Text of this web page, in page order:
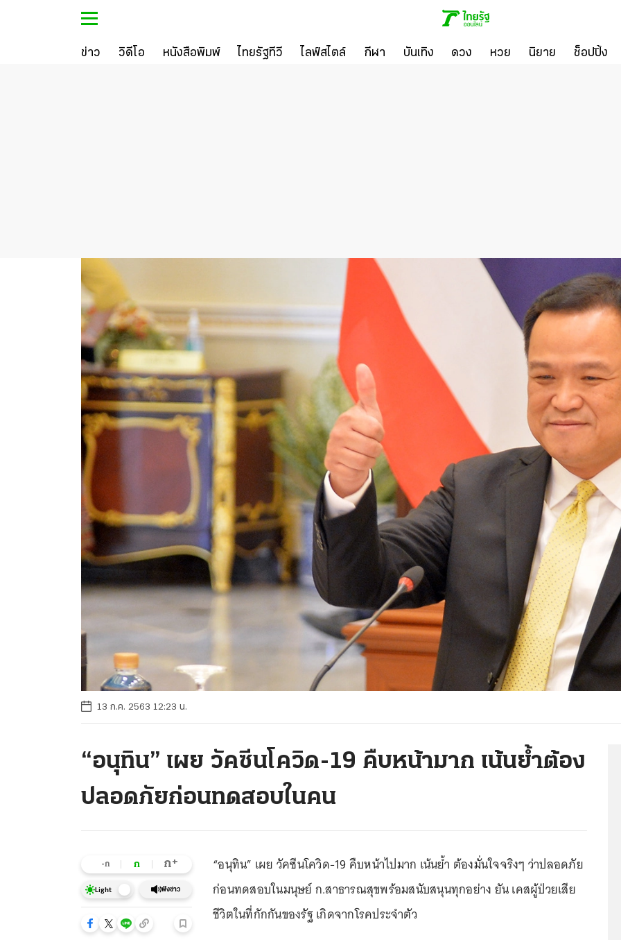
ข่าว วิดีโอ หนังสือพิมพ์ ไทยรัฐทีวี ไลฟ์สไตล์ กีฬา บันเทิง ดวง หวย นิยาย ช็อปปิ้ง
13 ก.ค. 2563 12:23 น.
“อนุทิน” เผย วัคซีนโควิด-19 คืบหน้ามาก เน้นย้ำต้อง
ปลอดภัยก่อนทดสอบในคน
-ก ก ก+
Light ฟังข่าว
“อนุทิน” เผย วัคซีนโควิด-19 คืบหน้าไปมาก เน้นย้ำ ต้องมั่นใจจริงๆ ว่าปลอดภัย
ก่อนทดสอบในมนุษย์ ก.สาธารณสุขพร้อมสนับสนุนทุกอย่าง ยัน เคสผู้ป่วยเสีย
ชีวิตในที่กักกันของรัฐ เกิดจากโรคประจำตัว